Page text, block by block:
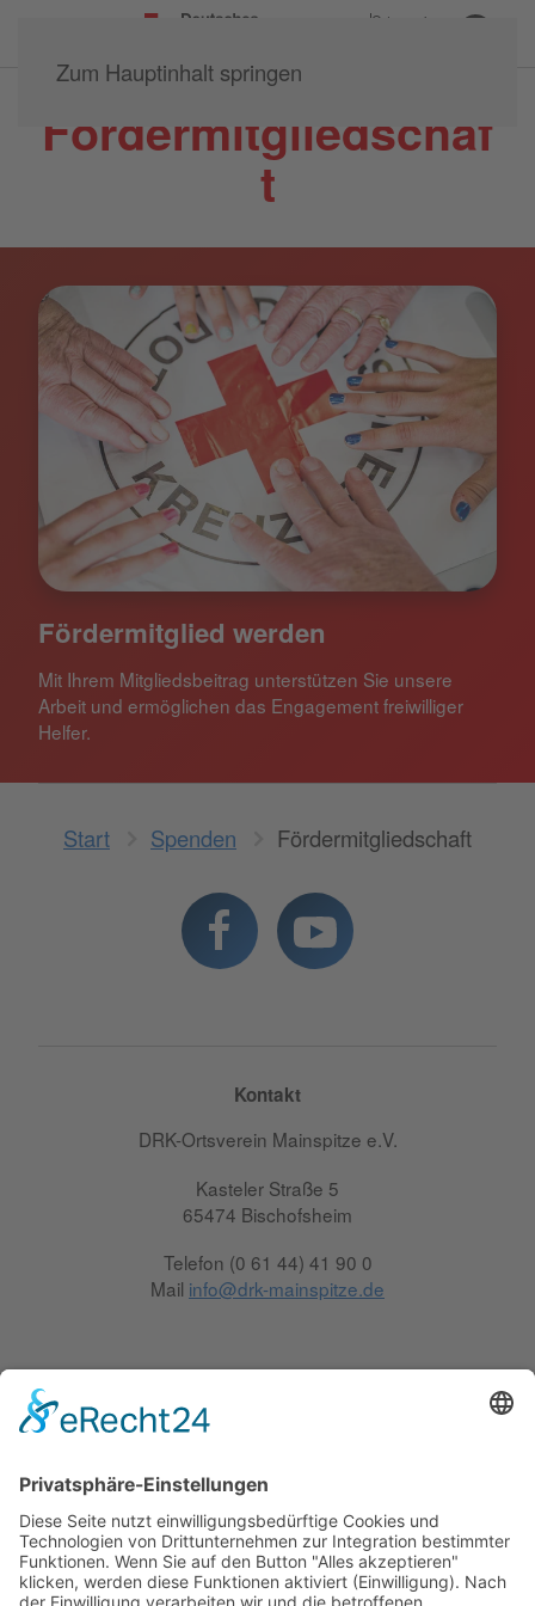
Zum Hauptinhalt springen
Ortsverein
Fördermitgliedschaf
t
Fördermitglied werden
Mit Ihrem Mitgliedsbeitrag unterstützen Sie unsere
Arbeit und ermöglichen das Engagement freiwilliger
Helfer.
Start Spenden Fördermitgliedschaft
Kontakt
DRK-Ortsverein Mainspitze e.V.
Kasteler Straße 5
65474 Bischofsheim
Telefon (0 61 44) 41 90 0
Mail info@drk-mainspitze.de
Sitemap
Datenschutz
Impressum
Suche